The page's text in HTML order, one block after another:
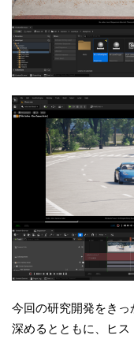
今回の研究開発をき
深めるとともに、ヒ